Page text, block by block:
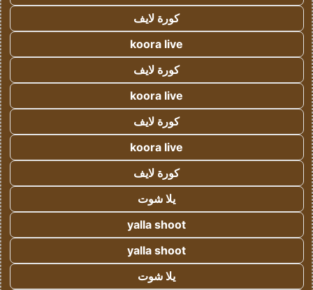
كورة لايف
koora live
كورة لايف
koora live
كورة لايف
koora live
كورة لايف
يلا شوت
yalla shoot
yalla shoot
يلا شوت